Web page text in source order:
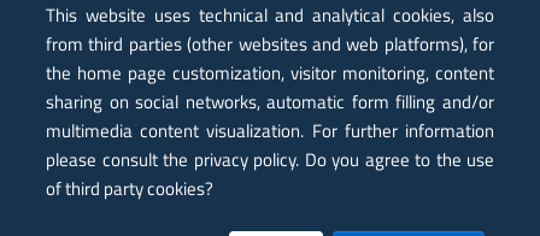
Certified mail PEC
Privacy
Legal notes
Contacts
This website uses technical and analytical cookies, also
from third parties (other websites and web platforms), for
the home page customization, visitor monitoring, content
sharing on social networks, automatic form filling and/or
multimedia content visualization. For further information
please consult the privacy policy. Do you agree to the use
of third party cookies?